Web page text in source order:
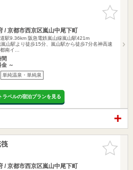
お気に入
りに追加
/ 京都市西京区嵐山中尾下町
駅9.36km 阪急電鉄嵐山線嵐山駅421m
嵐山駅より徒歩15分、嵐山駅から徒歩7分名神高速
南イ…
間
金 ～
単純温泉・単純泉
ラベルの宿泊プランを見る
お気に入
りに追加
/ 京都市西京区嵐山中尾下町